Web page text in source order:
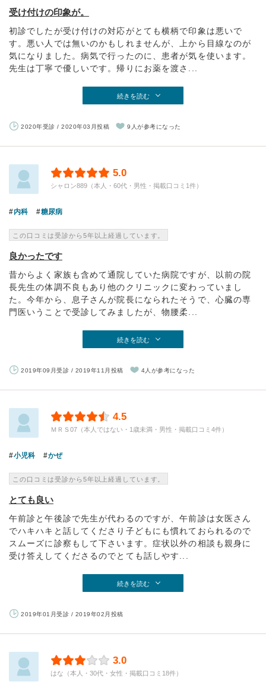
受け付けの印象が。
初診でしたが受け付けの対応がとても横柄で印象は悪いで
す。悪い人では無いのかもしれませんが、上から目線なのが
気になりました。病気で行ったのに、患者が気を使います。
先生は丁寧で優しいです。帰りにお薬を渡さ...
続きを読む
2020年受診 / 2020年03月投稿 9人が参考になった
5.0
シャロン889（本人・60代・男性・掲載口コミ1件）
内科 糖尿病
この口コミは受診から5年以上経過しています。
良かったです
昔からよく家族も含めて通院していた病院ですが、以前の院
長先生の体調不良もあり他のクリニックに変わっていまし
た。今年から、息子さんが院長になられたそうで、心臓の専
門医いうことで受診してみましたが、物腰柔...
続きを読む
2019年09月受診 / 2019年11月投稿 4人が参考になった
4.5
ＭＲＳ07（本人ではない・1歳未満・男性・掲載口コミ4件）
小児科 かぜ
この口コミは受診から5年以上経過しています。
とても良い
午前診と午後診で先生が代わるのですが、午前診は女医さん
でハキハキと話してくださり子どもにも慣れておられるので
スムーズに診察もして下さいます。症状以外の相談も親身に
受け答えしてくださるのでとても話しやす...
続きを読む
2019年01月受診 / 2019年02月投稿
3.0
はな（本人・30代・女性・掲載口コミ18件）